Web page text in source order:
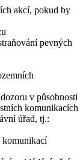
akcí, pokud by
pevných
v působnosti
komunikacích
úřad, tj.:
komunikací